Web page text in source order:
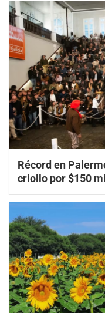
Récord en
criollo por $150